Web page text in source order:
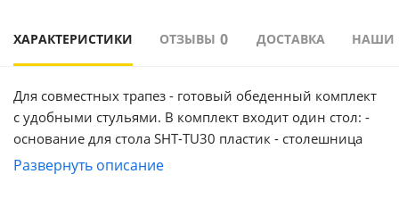
ХАРАКТЕРИСТИКИ ОТЗЫВЫ 0 ДОСТАВКА НАШИ
Для совместных трапез - готовый обеденный комплект
с удобными стульями. В комплект входит один стол: -
основание для стола SHT-TU30 пластик - столешница
SHT-TT 90 МДФ В комплект входят четыре стула: -
Развернуть описание